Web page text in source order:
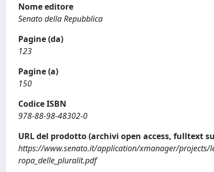
Nome editore
Senato della Repubblica
Pagine (da)
123
Pagine (a)
150
Codice ISBN
978-88-98-48302-0
URL del prodotto (archivi open access, fulltext
https://www.senato.it/application/xmanager/
ropa_delle_pluralit.pdf